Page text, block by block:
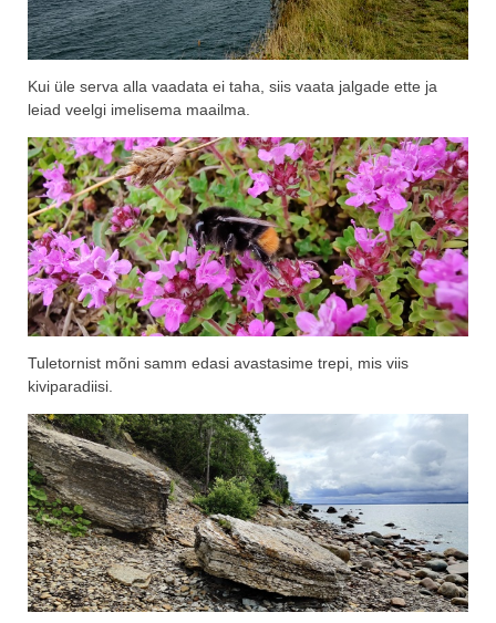
Kui üle serva alla vaadata ei taha, siis vaata jalgade ette ja
leiad veelgi imelisema maailma.
Tuletornist mõni samm edasi avastasime trepi, mis viis
kiviparadiisi.